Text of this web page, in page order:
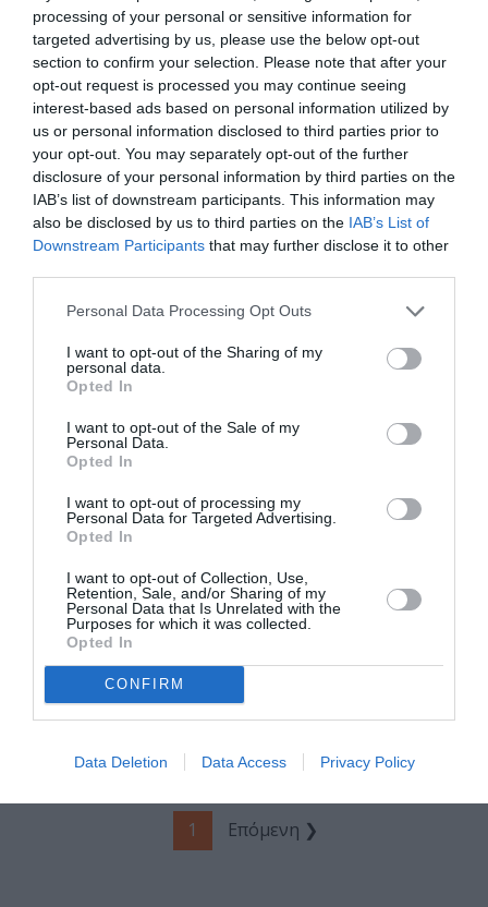
processing of your personal or sensitive information for
targeted advertising by us, please use the below opt-out
section to confirm your selection. Please note that after your
opt-out request is processed you may continue seeing
interest-based ads based on personal information utilized by
us or personal information disclosed to third parties prior to
your opt-out. You may separately opt-out of the further
disclosure of your personal information by third parties on the
IAB’s list of downstream participants. This information may
also be disclosed by us to third parties on the IAB’s List of
Downstream Participants that may further disclose it to other
Personal Data Processing Opt Outs
I want to opt-out of the Sharing of my
personal data.
Opted In
I want to opt-out of the Sale of my
Personal Data.
Opted In
I want to opt-out of processing my
Personal Data for Targeted Advertising.
Opted In
I want to opt-out of Collection, Use,
Retention, Sale, and/or Sharing of my
Personal Data that Is Unrelated with the
Purposes for which it was collected.
Opted In
CONFIRM
Data Deletion Data Access Privacy Policy
σκηνοθεσία
Πέτρου Ζούλια
στο Ίδρυμα
Μείζονος
Ελληνισμού |
Κριτική Θεάτρου
ΘΕΜΑΤΑ / ΝΕΑ
Σαββατοκύριακο
στην Αθήνα:
Σαββατοκύριακο
Προτάσεις για 29-
30 Νοεμβρίου
Θεατρικά
Βραβεία Κοινού
2025: Οι
παραστάσεις που
βραβεύτηκαν –
Θρίαμβος του
Ο Κώστας
Βασαρδάνης μας
ανάλαφρα, μα και
μαθήματα χορού
εβδομάδες»
1 Επόμενη ❯